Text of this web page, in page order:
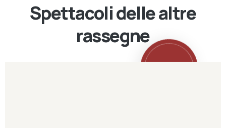
Spettacoli delle altre
rassegne